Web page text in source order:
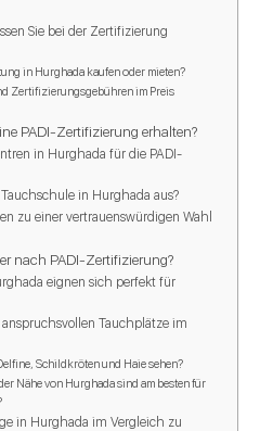
Sie bei der Zertifizierung
in Hurghada kaufen oder mieten?
Zertifizierungsgebühren im Preis
PADI-Zertifizierung erhalten?
in Hurghada für die PADI-
in Hurghada aus?
zu einer vertrauenswürdigen Wahl
nach PADI-Zertifizierung?
eignen sich perfekt für
Tauchplätze im
Schildkröten und Haie sehen?
Nähe von Hurghada sind am besten für
in Hurghada im Vergleich zu